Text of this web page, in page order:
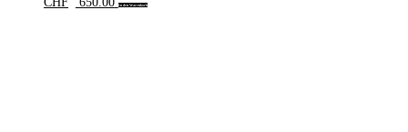
In den Warenkorb